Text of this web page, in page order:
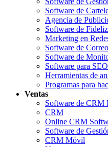
Software de
Agencia de
Software de
Marketing en
Software de
Software de
Software para SEO
Herramientas de
Programas para
Ventas
Software de CRM
CRM
Online CRM
Software de
CRM Móvil